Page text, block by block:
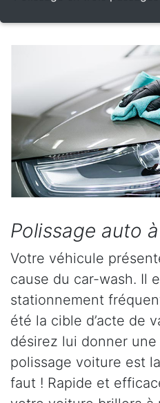
Polissage auto
Votre véhicule
cause du car-wash. Il
stationnement
été la cible d’acte de
désirez lui donner
polissage voiture est
faut ! Rapide et